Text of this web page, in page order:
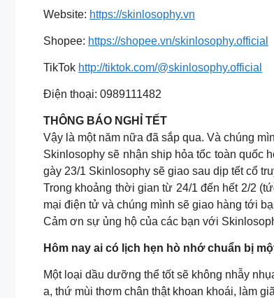
Website: https://skinlosophy.vn
Shopee: https://shopee.vn/skinlosophy.official
TikTok http://tiktok.com/@skinlosophy.official
Điện thoại: 0989111482
THÔNG BÁO NGHỈ TẾT
Vậy là một năm nữa đã sắp qua. Và chúng
Skinlosophy sẽ nhận ship hỏa tốc toàn quốc
gày 23/1 Skinlosophy sẽ giao sau dịp tết cổ
Trong khoảng thời gian từ 24/1 đến hết 2/2
mại điện tử và chúng mình sẽ giao hàng tới
Cảm ơn sự ủng hộ của các bạn với
Hôm nay ai có lịch hẹn hò nhớ chuẩn bị
Một loại dầu dưỡng thể tốt sẽ không nhẫy
a, thứ mùi thơm chân thật khoan khoái, làm